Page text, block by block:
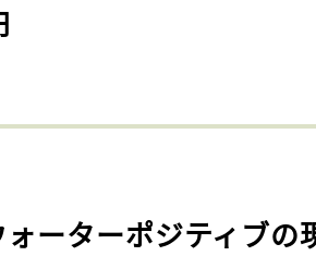
ォーターポジティブの